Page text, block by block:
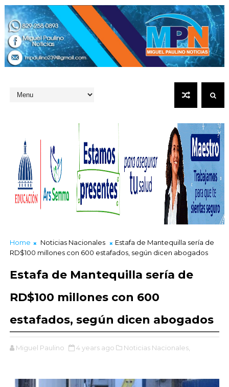
Home Noticias Nacionales
Estafa de Mantequilla sería de
RD$100 millones con 600 estafados, según dicen abogados
Estafa de Mantequilla sería de
RD$100 millones con 600
estafados, según dicen abogados
Miguel Paulino 4 years ago Noticias Nacionales,